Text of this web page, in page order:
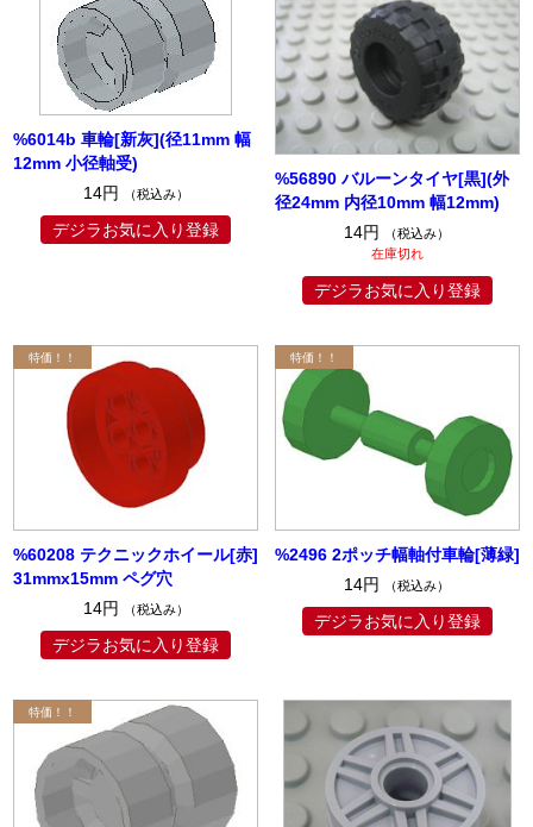
%6014b 車輪[新灰](径11mm 幅
12mm 小径軸受)
14円
（税込み）
デジラお気に入り登録
%56890 バルーンタイヤ[黒](外
径24mm 内径10mm 幅12mm)
14円
（税込み）
在庫切れ
デジラお気に入り登録
%60208 テクニックホイール[赤]
31mmx15mm ペグ穴
14円
（税込み）
デジラお気に入り登録
%2496 2ポッチ幅軸付車輪[薄緑]
14円
（税込み）
デジラお気に入り登録